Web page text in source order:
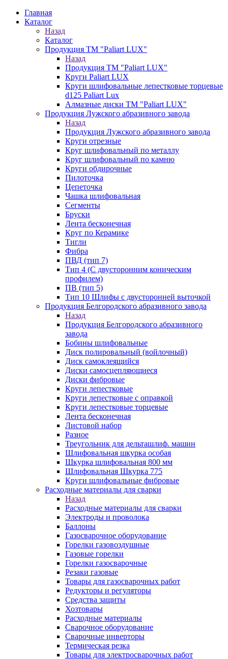
Главная
Каталог
Назад
Каталог
Продукция ТМ "Paliart LUX"
Назад
Продукция ТМ "Paliart LUX"
Круги Paliart LUX
Круги шлифовальные лепестковые торцевые
d125 Paliart Lux
Алмазные диски ТМ "Paliart LUX"
Продукция Лужского абразивного завода
Назад
Продукция Лужского абразивного завода
Круги отрезные
Круг шлифовальный по металлу
Круг шлифовальный по камню
Круги обдирочные
Пилоточка
Цепеточка
Чашка шлифовальная
Сегменты
Бруски
Лента бесконечная
Круг по Керамике
Тигли
Фибра
ПВД (тип 7)
Тип 4 (С двусторонним коническим
профилем)
ПВ (тип 5)
Тип 10 Шлифы с двусторонней выточкой
Продукция Белгородского абразивного завода
Назад
Продукция Белгородского абразивного
завода
Бобины шлифовальные
Диск полировальный (войлочный)
Диск самоклеящийся
Диски самосцепляющиеся
Диски фибровые
Круги лепестковые
Круги лепестковые с оправкой
Круги лепестковые торцевые
Лента бесконечная
Листовой набор
Разное
Треугольник для дельташлиф. машин
Шлифовальная шкурка особая
Шкурка шлифовальная 800 мм
Шлифовальная Шкурка 775
Круги шлифовальные фибровые
Расходные материалы для сварки
Назад
Расходные материалы для сварки
Электроды и проволока
Баллоны
Газосварочное оборудование
Горелки газовоздушные
Газовые горелки
Горелки газосварочные
Резаки газовые
Товары для газосварочных работ
Редукторы и регуляторы
Средства защиты
Хозтовары
Расходные материалы
Сварочное оборудование
Сварочные инверторы
Термическая резка
Товары для электросварочных работ